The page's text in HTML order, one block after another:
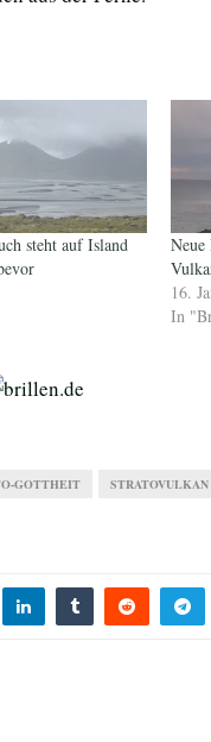
steht auf Island
Neue
16.
In
GOTTHEIT STRATOVULKAN